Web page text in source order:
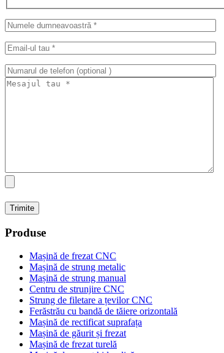
Produse
Mașină de frezat CNC
Mașină de strung metalic
Mașină de strung manual
Centru de strunjire CNC
Strung de filetare a țevilor CNC
Ferăstrău cu bandă de tăiere orizontală
Mașină de rectificat suprafața
Mașină de găurit și frezat
Mașină de frezat turelă